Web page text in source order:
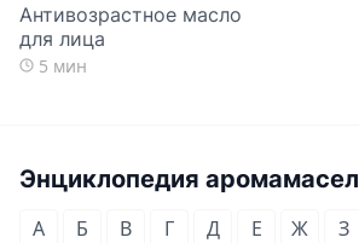
Антивозрастное масло
для лица
5 мин
Энциклопедия аромамасел
А Б В Г Д Е Ж З